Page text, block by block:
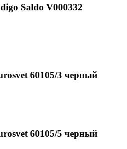
Saldo V000332
60105/3 черный
60105/5 черный